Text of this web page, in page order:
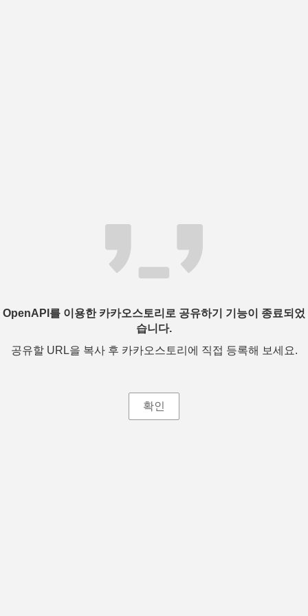
OpenAPI를 이용한 카카오스토리로 공유하기 기능이 종료되었
습니다.
공유할 URL을 복사 후 카카오스토리에 직접 등록해 보세요.
확인